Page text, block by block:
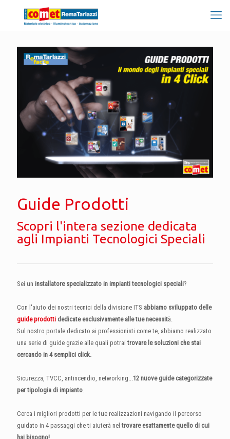
Guide Prodotti
Scopri l'intera sezione dedicata
agli Impianti Tecnologici Speciali
Sei un installatore specializzato in impianti tecnologici speciali?
Con l'aiuto dei nostri tecnici della divisione ITS abbiamo sviluppato delle
guide prodotti dedicate esclusivamente alle tue necessità.
Sul nostro portale dedicato ai professionisti come te, abbiamo realizzato
una serie di guide grazie alle quali potraitrovare le soluzioni che stai
cercando in 4 semplici click.
Sicurezza, TVCC, antincendio, networking... 12 nuove guide categorizzate
per tipologia di impianto
Cerca i migliori prodotti per le tue realizzazioni navigando il percorso
guidato in 4 passaggi che ti aiuterà neltrovare esattamente quello di cui
hai bisogno!